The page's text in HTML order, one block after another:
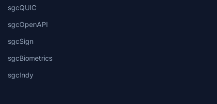
sgcQUIC
sgcOpenAPI
sgcSign
sgcBiometrics
sgcIndy